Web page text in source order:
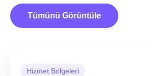
Tümünü Görüntüle
Hizmet Bölgeleri